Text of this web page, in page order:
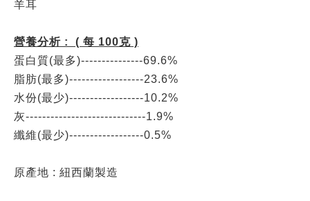
羊耳
營養分析 : ( 每 100克 )
蛋白質(最多)---------------69.6%
脂肪(最多)------------------23.6%
水份(最少)------------------10.2%
灰-----------------------------1.9%
纖維(最少)------------------0.5%
原產地 : 紐西蘭製造